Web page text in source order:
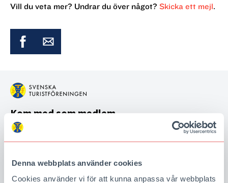
Denna webbplats använder cookies
Cookies använder vi för att kunna anpassa vår webbplats
Vill du veta mer? Undrar du över något? Skicka ett mejl.
Kom med som medlem
Som medlem i STF är du en del av arbetet att göra det
möjligt för fler att komma ut och upptäcka Sverige. Som
bland annat tidningen Turist hem i brevlådan och bo till
medlemspris på våra boenden.